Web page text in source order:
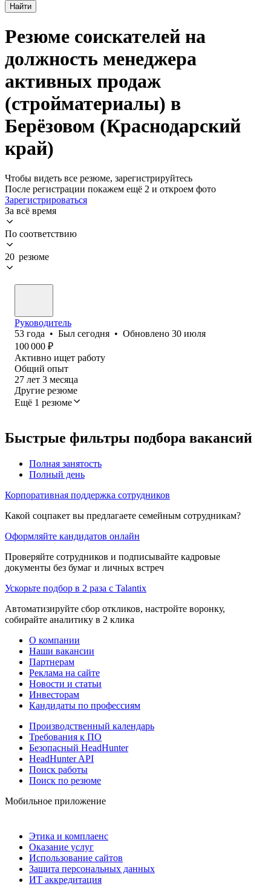
Найти
Резюме соискателей на
должность менеджера
активных продаж
(стройматериалы) в
Берёзовом (Краснодарский
край)
Чтобы видеть все резюме, зарегистрируйтесь
После регистрации покажем ещё 2 и откроем фото
Зарегистрироваться
За всё время
По соответствию
20 резюме
Руководитель
53 года • Был сегодня • Обновлено 30 июля
100 000 ₽
Активно ищет работу
Общий опыт
27 лет 3 месяца
Другие резюме
Ещё 1 резюме
Быстрые фильтры подбора вакансий
Полная занятость
Полный день
Корпоративная поддержка сотрудников
Какой соцпакет вы предлагаете семейным сотрудникам?
Оформляйте кандидатов онлайн
Проверяйте сотрудников и подписывайте кадровые
документы без бумаг и личных встреч
Ускорьте подбор в 2 раза с Talantix
Автоматизируйте сбор откликов, настройте воронку,
собирайте аналитику в 2 клика
О компании
Наши вакансии
Партнерам
Реклама на сайте
Новости и статьи
Инвесторам
Кандидаты по профессиям
Производственный календарь
Требования к ПО
Безопасный HeadHunter
HeadHunter API
Поиск работы
Поиск по резюме
Мобильное приложение
Этика и комплаенс
Оказание услуг
Использование сайтов
Защита персональных данных
ИТ аккредитация